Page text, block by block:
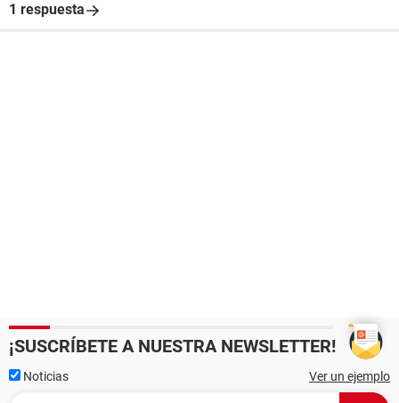
1 respuesta
¡SUSCRÍBETE A NUESTRA NEWSLETTER!
Noticias Ver un ejemplo